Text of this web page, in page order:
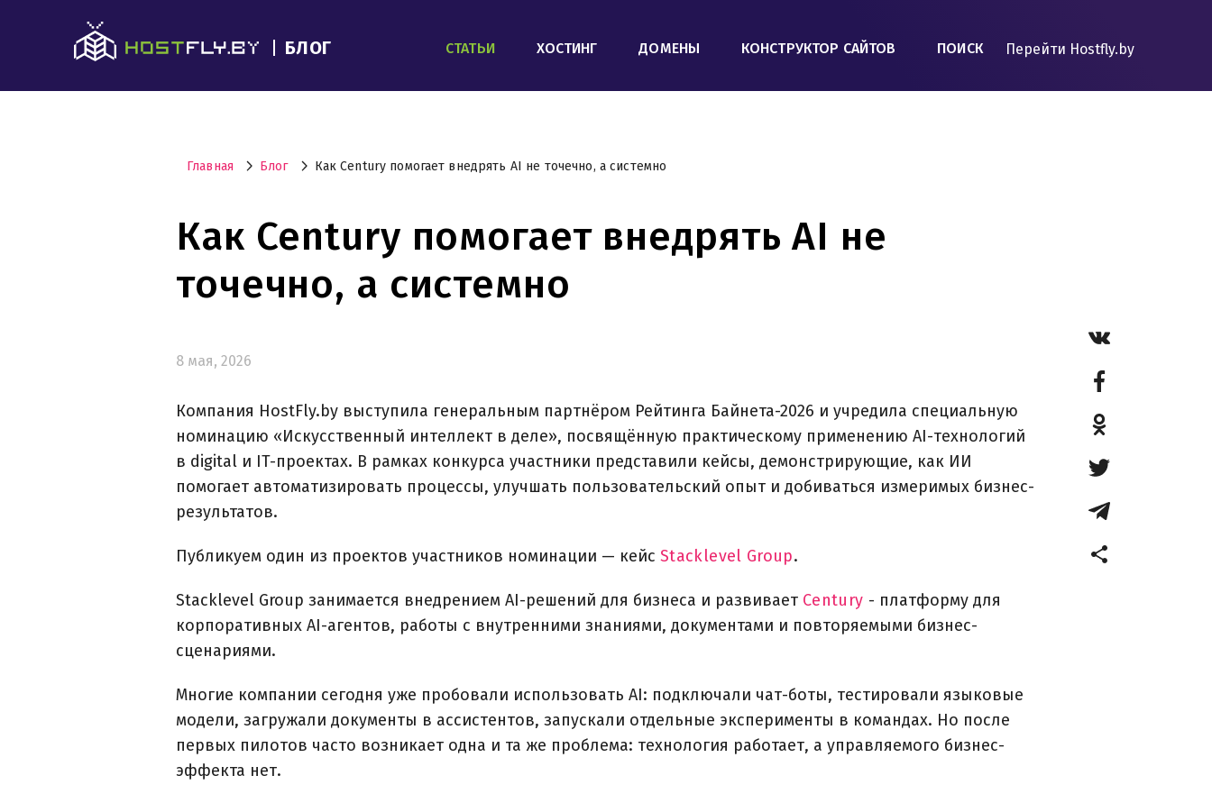
БЛОГ СТАТЬИ ХОСТИНГ ДОМЕНЫ КОНСТРУКТОР САЙТОВ ПОИСК Перейти Hostfly.by
Главная Блог Как Century помогает внедрять AI не точечно, а системно
Как Century помогает внедрять AI не
точечно, а системно
8 мая, 2026
Компания HostFly.by выступила генеральным партнёром Рейтинга Байнета-2026 и учредила специальную
номинацию «Искусственный интеллект в деле», посвящённую практическому применению AI-технологий
в digital и IT-проектах. В рамках конкурса участники представили кейсы, демонстрирующие, как ИИ
помогает автоматизировать процессы, улучшать пользовательский опыт и добиваться измеримых бизнес-
результатов.
Публикуем один из проектов участников номинации — кейс Stacklevel Group.
Stacklevel Group занимается внедрением AI-решений для бизнеса и развивает Century - платформу для
корпоративных AI-агентов, работы с внутренними знаниями, документами и повторяемыми бизнес-
сценариями.
Многие компании сегодня уже пробовали использовать AI: подключали чат-боты, тестировали языковые
модели, загружали документы в ассистентов, запускали отдельные эксперименты в командах. Но после
первых пилотов часто возникает одна и та же проблема: технология работает, а управляемого бизнес-
эффекта нет.